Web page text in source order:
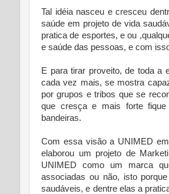
Tal idéia nasceu e cresceu
saúde em projeto de vida
pratica de esportes, e ou
e saúde das pessoas, e com
E para tirar proveito, de toda a
cada vez mais, se mostra
por grupos e tribos que se
que cresça e mais forte
bandeiras.
Com essa visão a UNIMED
elaborou um projeto de
UNIMED como um marca
associadas ou não, isto
saudáveis, e dentre elas a